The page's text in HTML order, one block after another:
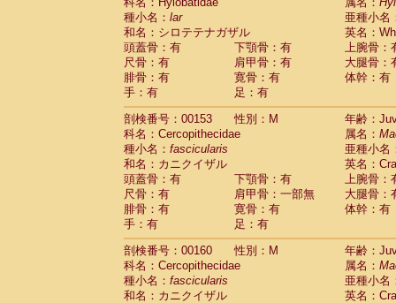
種小名： lar
亜種小名
和名：シロテテナガザル
英名：
頭蓋骨：有
下顎骨：有
上腕骨：
尺骨：有
肩甲骨：有
大腿骨：
腓骨：有
寛骨：有
体幹：有
手：有
足：有
剖検番号：00153
性別：M
年齢：
科名：Cercopithecidae
属名：
種小名： fascicularis
亜種小名
和名：カニクイザル
英名：
頭蓋骨：有
下顎骨：有
上腕骨：
尺骨：有
肩甲骨：一部無
大腿骨：
腓骨：有
寛骨：有
体幹：有
手：有
足：有
剖検番号：00160
性別：M
年齢：
科名：Cercopithecidae
属名：
種小名： fascicularis
亜種小名
和名：カニクイザル
英名：